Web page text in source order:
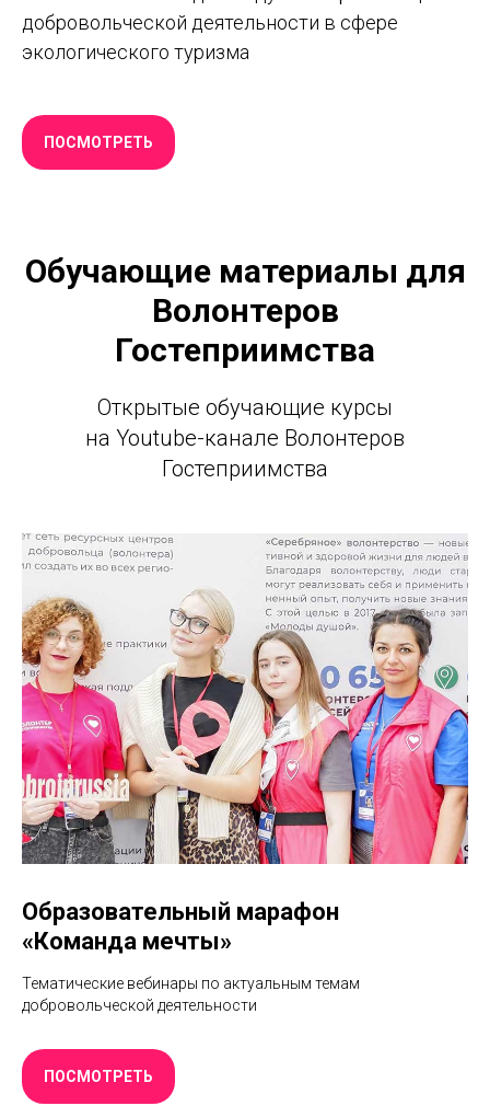
добровольческой деятельности в сфере
экологического туризма
ПОСМОТРЕТЬ
Обучающие материалы для
Волонтеров
Гостеприимства
Открытые обучающие курсы
на Youtube-канале Волонтеров
Гостеприимства
Образовательный марафон
«‎Команда мечты»
Тематические вебинары по актуальным темам
добровольческой деятельности
ПОСМОТРЕТЬ